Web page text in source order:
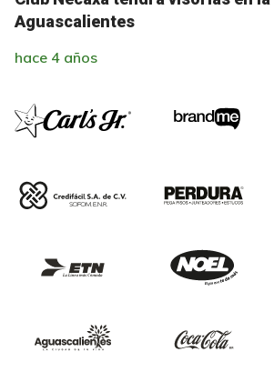
Aguascalientes
hace 4 años